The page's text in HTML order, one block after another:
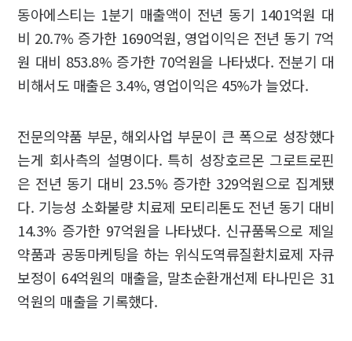
동아에스티는 1분기 매출액이 전년 동기 1401억원 대
비 20.7% 증가한 1690억원, 영업이익은 전년 동기 7억
원 대비 853.8% 증가한 70억원을 나타냈다. 전분기 대
비해서도 매출은 3.4%, 영업이익은 45%가 늘었다.
전문의약품 부문, 해외사업 부문이 큰 폭으로 성장했다
는게 회사측의 설명이다. 특히 성장호르몬 그로트로핀
은 전년 동기 대비 23.5% 증가한 329억원으로 집계됐
다. 기능성 소화불량 치료제 모티리톤도 전년 동기 대비
14.3% 증가한 97억원을 나타냈다. 신규품목으로 제일
약품과 공동마케팅을 하는 위식도역류질환치료제 자큐
보정이 64억원의 매출을, 말초순환개선제 타나민은 31
억원의 매출을 기록했다.